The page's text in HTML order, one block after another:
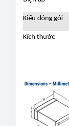
Kiểu đóng gói
Kích thước